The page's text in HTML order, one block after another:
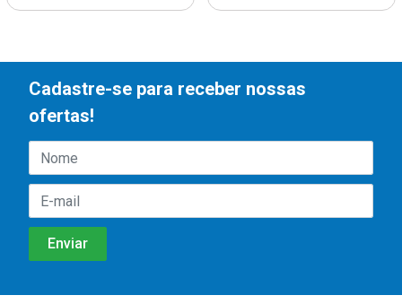
Cadastre-se para receber nossas
ofertas!